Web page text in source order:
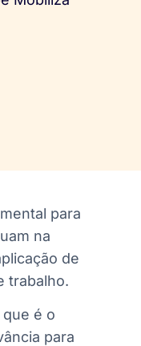
para
na
de
trabalho.
é o
para